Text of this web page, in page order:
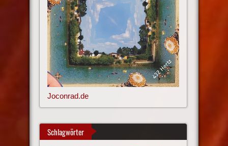
Joconrad.de
Schlagwörter